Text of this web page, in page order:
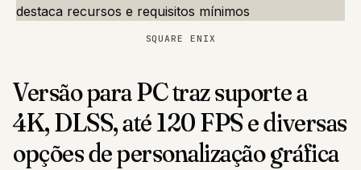
SQUARE ENIX
Versão para PC traz suporte a
4K, DLSS, até 120 FPS e diversas
opções de personalização gráfica